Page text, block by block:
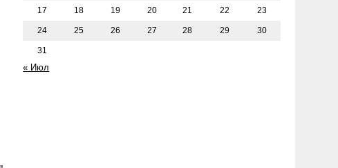
17 18 19 20 21 22 23
24 25 26 27 28 29 30
31
« Июл